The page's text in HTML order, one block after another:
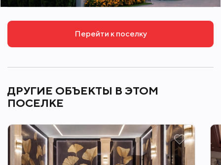
Перейти к поселку
ДРУГИЕ ОБЪЕКТЫ В ЭТОМ
ПОСЕЛКЕ